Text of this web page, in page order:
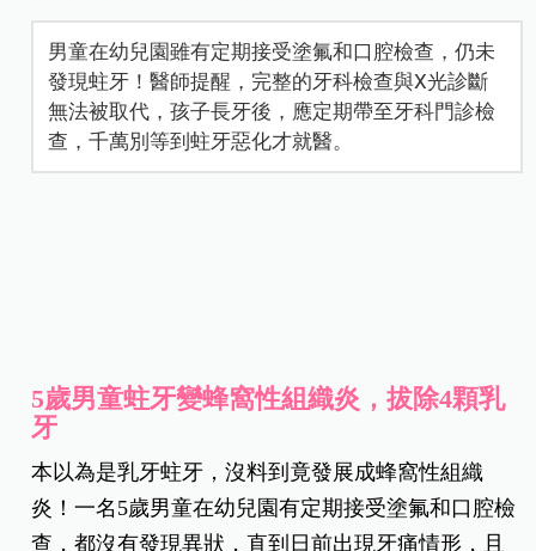
男童在幼兒園雖有定期接受塗氟和口腔檢查，仍未
發現蛀牙！醫師提醒，完整的牙科檢查與X光診斷
無法被取代，孩子長牙後，應定期帶至牙科門診檢
查，千萬別等到蛀牙惡化才就醫。